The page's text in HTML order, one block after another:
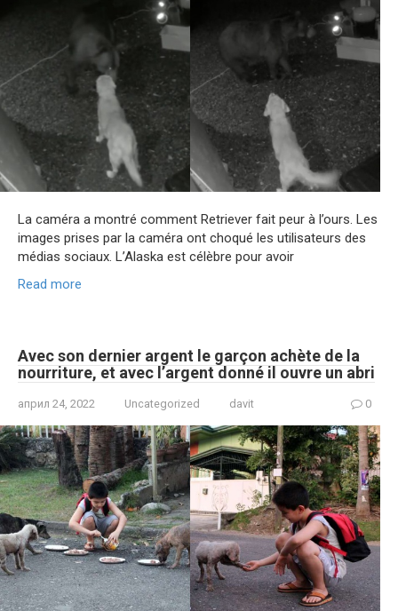
La caméra a montré comment Retriever fait peur à l’ours. Les
images prises par la caméra ont choqué les utilisateurs des
médias sociaux. L’Alaska est célèbre pour avoir
Read more
Avec son dernier argent le garçon achète de la
nourriture, et avec l’argent donné il ouvre un abri
април 24, 2022 Uncategorized davit 0